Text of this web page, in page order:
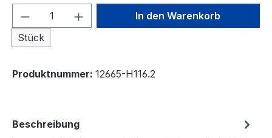
Produkt Anzahl: Gib den
Stück
In den Warenkorb
Produktnummer: 12665-H116.2
Beschreibung